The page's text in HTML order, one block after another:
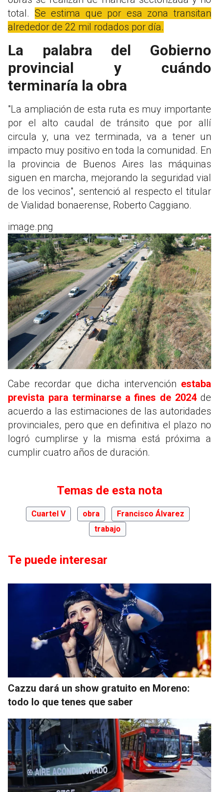
total. Se estima que por esa zona transitan
alrededor de 22 mil rodados por día.
La palabra del Gobierno
provincial y cuándo
terminaría la obra
"La ampliación de esta ruta es muy importante
por el alto caudal de tránsito que por allí
circula y, una vez terminada, va a tener un
impacto muy positivo en toda la comunidad. En
la provincia de Buenos Aires las máquinas
siguen en marcha, mejorando la seguridad vial
de los vecinos", sentenció al respecto el titular
de Vialidad bonaerense, Roberto Caggiano.
image.png
Cabe recordar que dicha intervención estaba
prevista para terminarse a fines de 2024de
acuerdo a las estimaciones de las autoridades
provinciales, pero que en definitiva el plazo no
logró cumplirse y la misma está próxima a
cumplir cuatro años de duración.
Temas de esta nota
Cuartel V obra
Francisco Álvarez
trabajo
Te puede interesar
Cazzu dará un show gratuito en Moreno:
todo lo que tenes que saber